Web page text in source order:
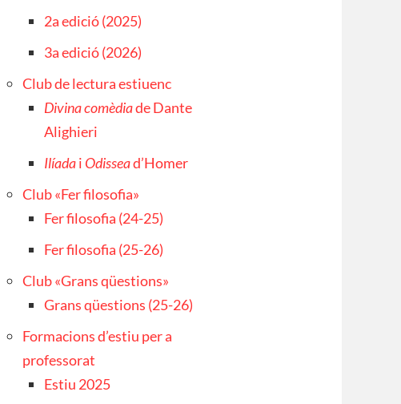
2a edició (2025)
3a edició (2026)
Club de lectura estiuenc
Divina comèdiade Dante
Alighieri
Ilíadai Odissead’Homer
Club «Fer filosofia»
Fer filosofia (24-25)
Fer filosofia (25-26)
Club «Grans qüestions»
Grans qüestions (25-26)
Formacions d’estiu per a
professorat
Estiu 2025